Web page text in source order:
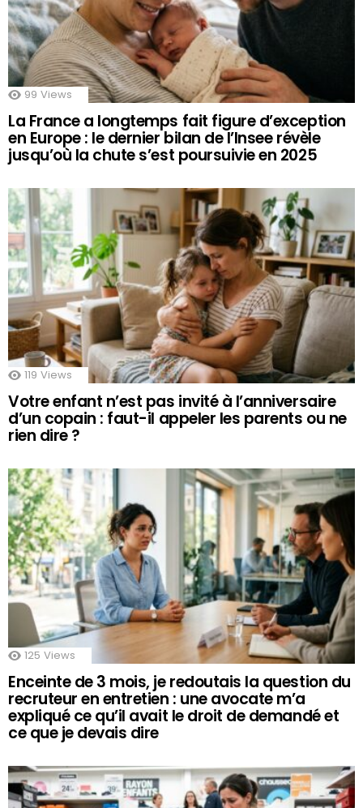
99 Views
La France a longtemps fait figure d’exception
en Europe : le dernier bilan de l’Insee révèle
jusqu’où la chute s’est poursuivie en 2025
119 Views
Votre enfant n’est pas invité à l’anniversaire
d’un copain : faut-il appeler les parents ou ne
rien dire ?
125 Views
Enceinte de 3 mois, je redoutais la question du
recruteur en entretien : une avocate m’a
expliqué ce qu’il avait le droit de demandé et
ce que je devais dire